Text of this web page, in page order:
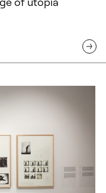
/ City of Women 2025